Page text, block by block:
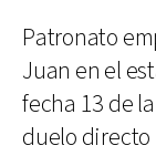
Patronato
Juan en el
fecha 13 de
duelo directo